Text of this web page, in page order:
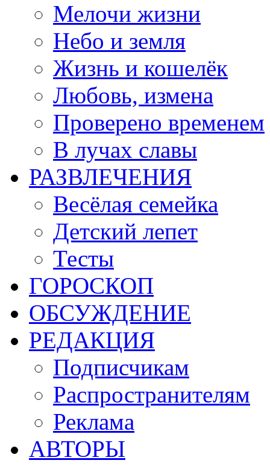
Мелочи жизни
Небо и земля
Жизнь и кошелёк
Любовь, измена
Проверено временем
В лучах славы
РАЗВЛЕЧЕНИЯ
Весёлая семейка
Детский лепет
Тесты
ГОРОСКОП
ОБСУЖДЕНИЕ
РЕДАКЦИЯ
Подписчикам
Распространителям
Реклама
АВТОРЫ